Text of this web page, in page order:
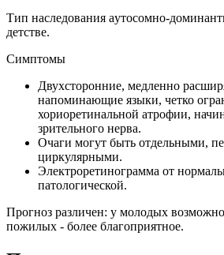
Тип наследования aутосомно-
детстве.
Симптомы
Двухсторонние, медленно
напоминающие языки, четко
хориоретинальной атрофии,
зрительного нерва.
Очаги могут быть отдельными,
циркулярными.
Электроретинограмма от
патологической.
Прогноз различен: у молодых
пожилых - более благоприятное.